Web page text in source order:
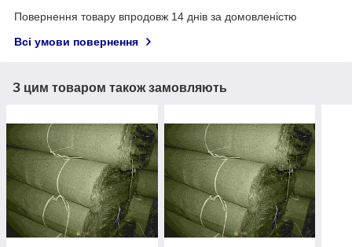
Повернення товару впродовж 14 днів за домовленістю
Всі умови повернення
З цим товаром також замовляють